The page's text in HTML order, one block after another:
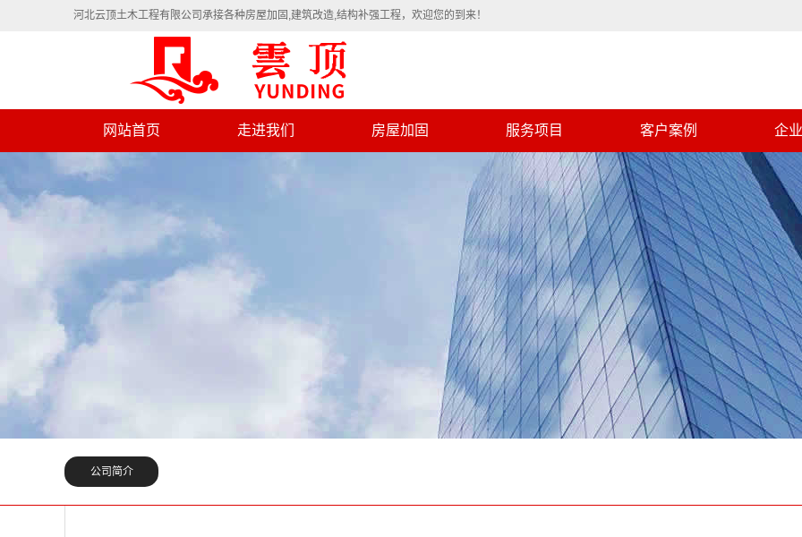
河北云顶土木工程有限公司承接各种房屋加固,建筑改造,结构补强工程，欢迎您的到来！
网站首页 走进我们 房屋加固 服务项目 客户案例 企
公司简介